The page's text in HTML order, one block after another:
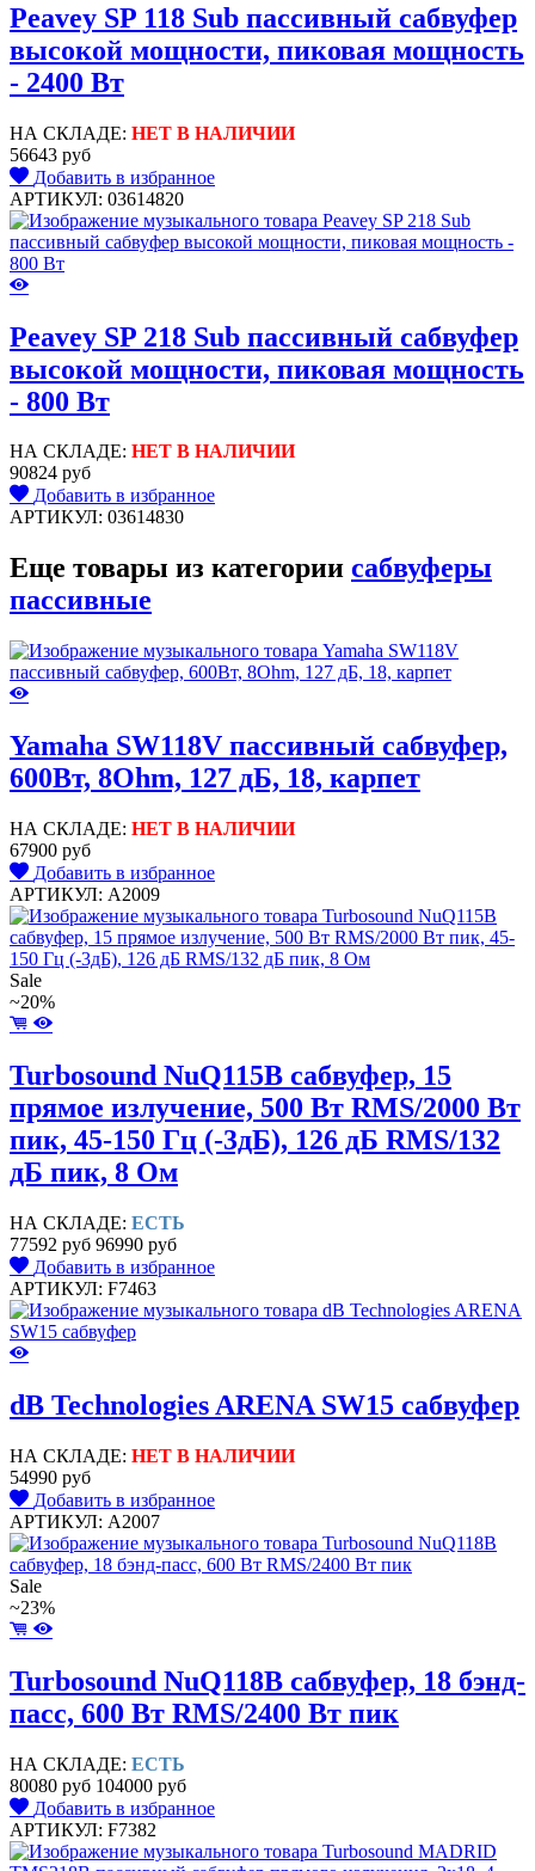
Peavey SP 118 Sub пассивный сабвуфер
высокой мощности, пиковая мощность
- 2400 Вт
НА СКЛАДЕ: НЕТ В НАЛИЧИИ
56643 руб
Добавить в избранное
АРТИКУЛ: 03614820
Peavey SP 218 Sub пассивный сабвуфер
высокой мощности, пиковая мощность
- 800 Вт
НА СКЛАДЕ: НЕТ В НАЛИЧИИ
90824 руб
Добавить в избранное
АРТИКУЛ: 03614830
Еще товары из категории сабвуферы
пассивные
Yamaha SW118V пассивный сабвуфер,
600Вт, 8Ohm, 127 дБ, 18, карпет
НА СКЛАДЕ: НЕТ В НАЛИЧИИ
67900 руб
Добавить в избранное
АРТИКУЛ: A2009
Sale
~20%
Turbosound NuQ115B сабвуфер, 15
прямое излучение, 500 Вт RMS/2000 Вт
пик, 45-150 Гц (-3дБ), 126 дБ RMS/132
дБ пик, 8 Ом
НА СКЛАДЕ: ЕСТЬ
77592 руб 96990 руб
Добавить в избранное
АРТИКУЛ: F7463
dB Technologies ARENA SW15 сабвуфер
НА СКЛАДЕ: НЕТ В НАЛИЧИИ
54990 руб
Добавить в избранное
АРТИКУЛ: A2007
Sale
~23%
Turbosound NuQ118B сабвуфер, 18 бэнд-
пасс, 600 Вт RMS/2400 Вт пик
НА СКЛАДЕ: ЕСТЬ
80080 руб 104000 руб
Добавить в избранное
АРТИКУЛ: F7382